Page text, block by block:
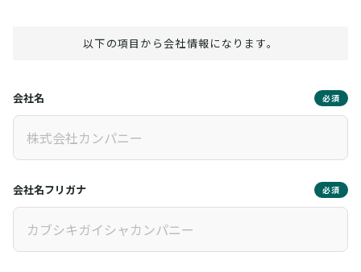
以下の項目から会社情報になります。
会社名 必須
会社名フリガナ 必須